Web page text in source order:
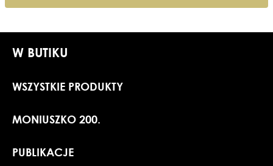
W BUTIKU
WSZYSTKIE PRODUKTY
MONIUSZKO 200.
PUBLIKACJE